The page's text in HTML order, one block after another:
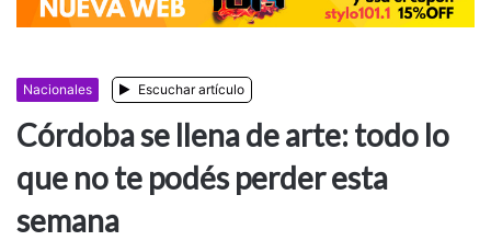
Nacionales Escuchar artículo
Córdoba se llena de arte: todo lo
que no te podés perder esta
semana